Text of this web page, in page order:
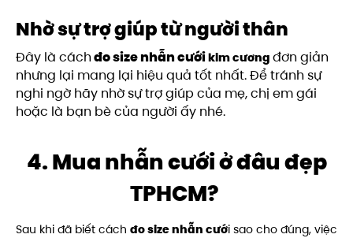
Nhờ sự trợ giúp từ người thân
Đây là cáchđo size nhẫn cướikim cương đơn giản
nhưng lại mang lại hiệu quả tốt nhất. Để tránh sự
nghi ngờ hãy nhờ sự trợ giúp của mẹ, chị em gái
hoặc là bạn bè của người ấy nhé.
4. Mua nhẫn cưới ở đâu đẹp
TPHCM?
Sau khi đã biết cách đo size nhẫn cưới sao cho đúng, việc